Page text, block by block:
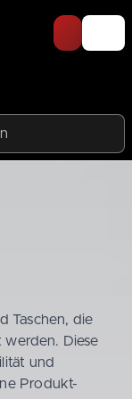
Taschen, die
Diese
und
Produkt-